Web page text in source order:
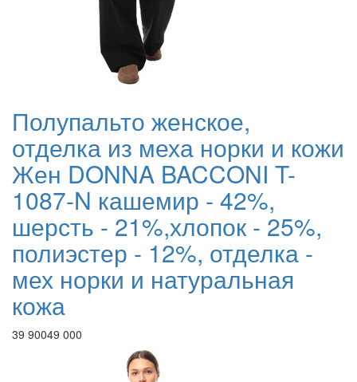
Полупальто женское,
отделка из меха норки и кожи
Жен DONNA BACCONI T-
1087-N кашемир - 42%,
шерсть - 21%,хлопок - 25%,
полиэстер - 12%, отделка -
мех норки и натуральная
кожа
39 90049 000